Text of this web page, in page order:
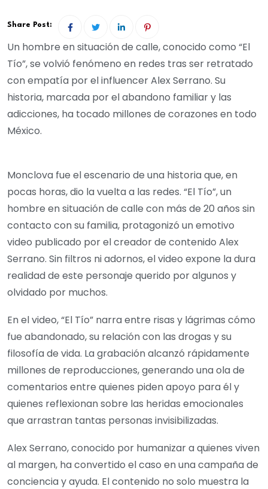
Share Post:
Un hombre en situación de calle, conocido como “El
Tío”, se volvió fenómeno en redes tras ser retratado
con empatía por el influencer Alex Serrano. Su
historia, marcada por el abandono familiar y las
adicciones, ha tocado millones de corazones en todo
México.
Monclova fue el escenario de una historia que, en
pocas horas, dio la vuelta a las redes. “El Tío”, un
hombre en situación de calle con más de 20 años sin
contacto con su familia, protagonizó un emotivo
video publicado por el creador de contenido Alex
Serrano. Sin filtros ni adornos, el video expone la dura
realidad de este personaje querido por algunos y
olvidado por muchos.
En el video, “El Tío” narra entre risas y lágrimas cómo
fue abandonado, su relación con las drogas y su
filosofía de vida. La grabación alcanzó rápidamente
millones de reproducciones, generando una ola de
comentarios entre quienes piden apoyo para él y
quienes reflexionan sobre las heridas emocionales
que arrastran tantas personas invisibilizadas.
Alex Serrano, conocido por humanizar a quienes viven
al margen, ha convertido el caso en una campaña de
conciencia y ayuda. El contenido no solo muestra la